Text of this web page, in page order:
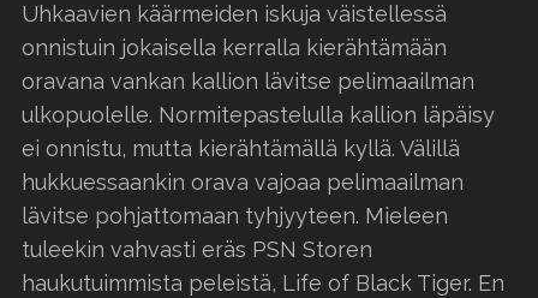
Uhkaavien käärmeiden iskuja väistellessä
onnistuin jokaisella kerralla kierähtämään
oravana vankan kallion lävitse pelimaailman
ulkopuolelle. Normitepastelulla kallion läpäisy
ei onnistu, mutta kierähtämällä kyllä. Välillä
hukkuessaankin orava vajoaa pelimaailman
lävitse pohjattomaan tyhjyyteen. Mieleen
tuleekin vahvasti eräs PSN Storen
haukutuimmista peleistä, Life of Black Tiger. En